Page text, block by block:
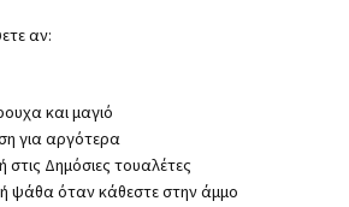
αν:
και μαγιό
για αργότερα
στις Δημόσιες τουαλέτες
ψάθα όταν κάθεστε στην άμμο